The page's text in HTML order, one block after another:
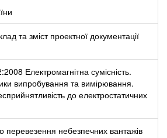
та зміст проектної документації
Електромагнітна сумісність.
випробування та вимірювання.
до електростатичних
перевезення небезпечних вантажів